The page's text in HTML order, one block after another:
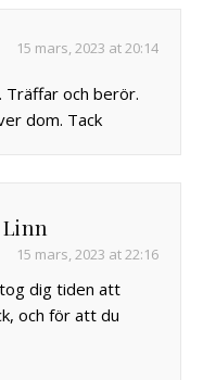
15 mars, 2023 at 20:14
och berör.
dom. Tack
15 mars, 2023 at 22:16
dig tiden att
och för att du